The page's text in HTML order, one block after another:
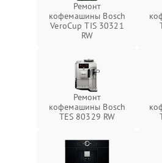
Ремонт
кофемашины Bosch
VeroCup TIS 30321
RW
Ремонт
кофемашины Bosch
TES 80329 RW